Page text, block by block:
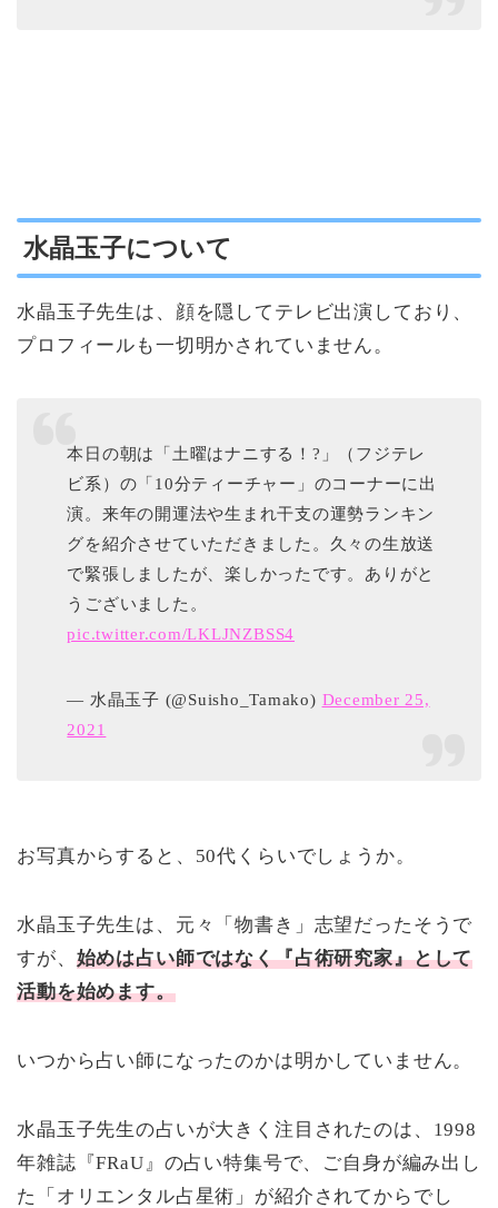
水晶玉子について
水晶玉子先生は、顔を隠してテレビ出演しており、
プロフィールも一切明かされていません。
本日の朝は「土曜はナニする！?」（フジテレ
ビ系）の「10分ティーチャー」のコーナーに出
演。来年の開運法や生まれ干支の運勢ランキン
グを紹介させていただきました。久々の生放送
で緊張しましたが、楽しかったです。ありがと
うございました。
pic.twitter.com/LKLJNZBSS4
— 水晶玉子 (@Suisho_Tamako) December 25,
2021
お写真からすると、50代くらいでしょうか。
水晶玉子先生は、元々「物書き」志望だったそうで
すが、 始めは占い師ではなく『占術研究家』として
活動を始めます。
いつから占い師になったのかは明かしていません。
水晶玉子先生の占いが大きく注目されたのは、1998
年雑誌『FRaU』の占い特集号で、ご自身が編み出し
た「オリエンタル占星術」が紹介されてからでし